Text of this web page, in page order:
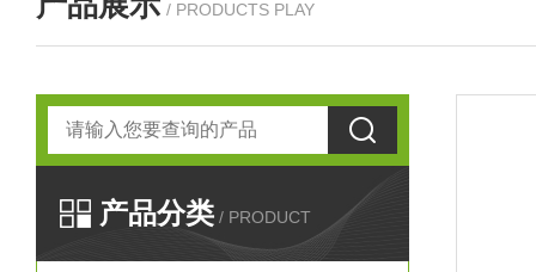
/ PRODUCTS PLAY
产品分类 / PRODUCT